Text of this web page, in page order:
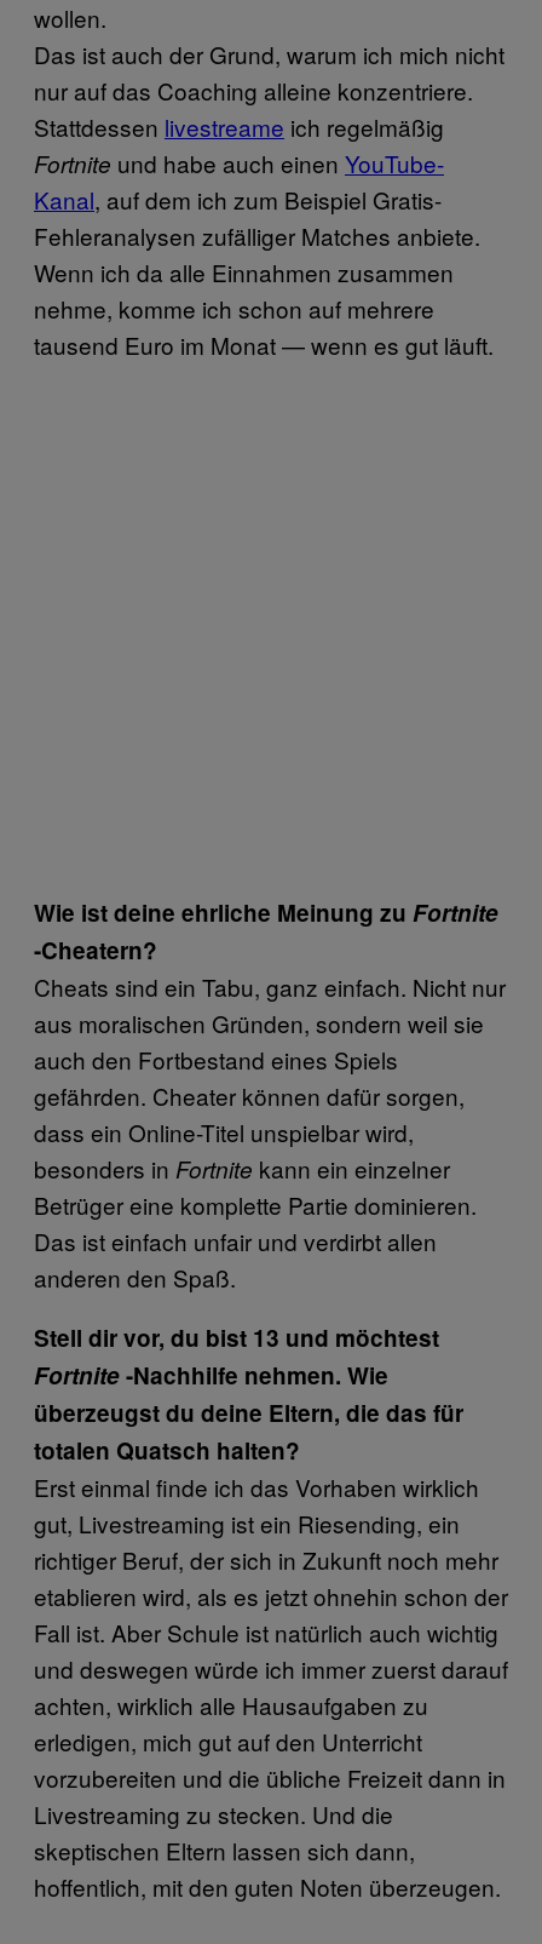
wollen.
Das ist auch der Grund, warum ich mich nicht
nur auf das Coaching alleine konzentriere.
Stattdessen livestreame ich regelmäßig
Fortnite und habe auch einen YouTube-
Kanal, auf dem ich zum Beispiel Gratis-
Fehleranalysen zufälliger Matches anbiete.
Wenn ich da alle Einnahmen zusammen
nehme, komme ich schon auf mehrere
tausend Euro im Monat — wenn es gut läuft.
Wie ist deine ehrliche Meinung zu Fortnite
-Cheatern?
Cheats sind ein Tabu, ganz einfach. Nicht nur
aus moralischen Gründen, sondern weil sie
auch den Fortbestand eines Spiels
gefährden. Cheater können dafür sorgen,
dass ein Online-Titel unspielbar wird,
besonders in Fortnite kann ein einzelner
Betrüger eine komplette Partie dominieren.
Das ist einfach unfair und verdirbt allen
anderen den Spaß.
Stell dir vor, du bist 13 und möchtest
Fortnite-Nachhilfe nehmen. Wie
überzeugst du deine Eltern, die das für
totalen Quatsch halten?
Erst einmal finde ich das Vorhaben wirklich
gut, Livestreaming ist ein Riesending, ein
richtiger Beruf, der sich in Zukunft noch mehr
etablieren wird, als es jetzt ohnehin schon der
Fall ist. Aber Schule ist natürlich auch wichtig
und deswegen würde ich immer zuerst darauf
achten, wirklich alle Hausaufgaben zu
erledigen, mich gut auf den Unterricht
vorzubereiten und die übliche Freizeit dann in
Livestreaming zu stecken. Und die
skeptischen Eltern lassen sich dann,
hoffentlich, mit den guten Noten überzeugen.